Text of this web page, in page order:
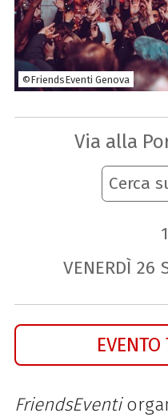
©FriendsEventi Genova
Via alla
Cerca
VENERDÌ 26
FriendsEventi